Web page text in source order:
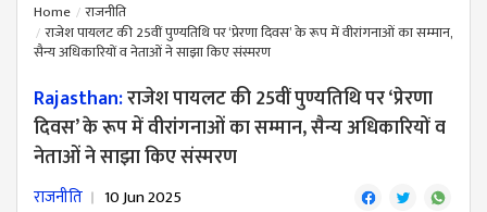
Home
राजनीति
राजेश पायलट की 25वीं पुण्यतिथि पर ‘प्रेरणा दिवस’ के रूप में वीरांगनाओं का सम्मान,
सैन्य अधिकारियों व नेताओं ने साझा किए संस्मरण
Rajasthan:राजेश पायलट की 25वीं पुण्यतिथि पर ‘प्रेरणा
दिवस’ के रूप में वीरांगनाओं का सम्मान, सैन्य अधिकारियों व
नेताओं ने साझा किए संस्मरण
राजनीति 10 Jun 2025